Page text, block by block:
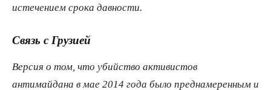
истечением срока давности.
Связь с Грузией
Версия о том, что убийство активистов
антимайдана в мае 2014 года было преднамеренным и